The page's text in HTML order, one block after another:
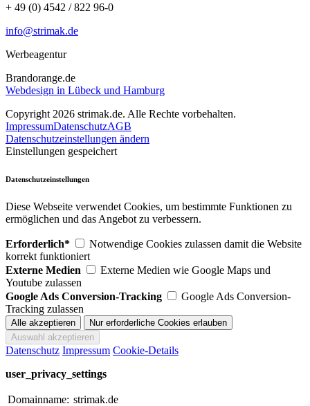
+ 49 (0) 4542 / 822 96-0
info@strimak.de
Werbeagentur
Brandorange.de
Webdesign in Lübeck und Hamburg
Copyright 2026 strimak.de. Alle Rechte vorbehalten.
ImpressumDatenschutzAGB
Datenschutzeinstellungen ändern
Einstellungen gespeichert
Datenschutzeinstellungen
Diese Webseite verwendet Cookies, um bestimmte Funktionen zu
ermöglichen und das Angebot zu verbessern.
Erforderlich*
Notwendige Cookies zulassen damit die Website
korrekt funktioniert
Externe Medien
Externe Medien wie Google Maps und
Youtube zulassen
Google Ads Conversion-Tracking
Google Ads Conversion-
Tracking zulassen
Datenschutz Impressum Cookie-Details
user_privacy_settings
Domainname: strimak.de